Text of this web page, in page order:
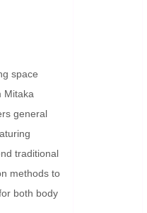
space
Mitaka
general
traditional
methods to
both body